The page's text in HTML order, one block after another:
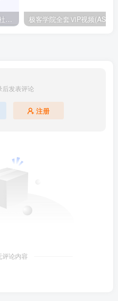
【每天都会更新】最新付费社群公众号文章 极客学院全套ⅥP视频(AS版)
后发表评论
注册
评论内容